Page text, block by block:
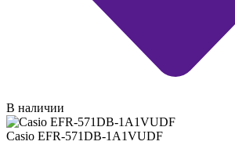
В наличии
Casio EFR-571DB-1A1VUDF